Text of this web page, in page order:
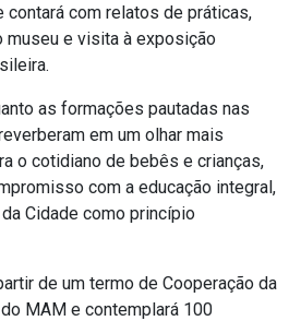
contará com relatos de práticas,
museu e visita à exposição
as formações pautadas nas
em um olhar mais
o cotidiano de bebês e crianças,
com a educação integral,
Cidade como princípio
de um termo de Cooperação da
MAM e contemplará 100